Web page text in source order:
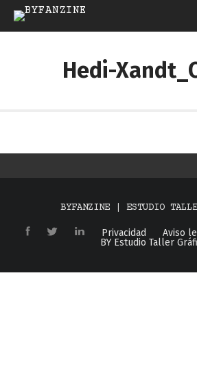
Hedi-
BYFANZINE | ESTUDIO
Privacidad Aviso
BY Estudio Taller